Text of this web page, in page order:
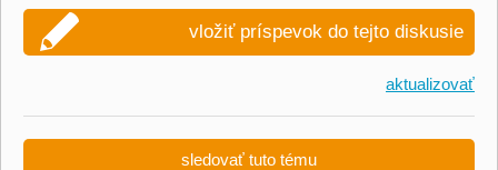
vložiť príspevok do tejto diskusie
aktualizovať
sledovať tuto tému